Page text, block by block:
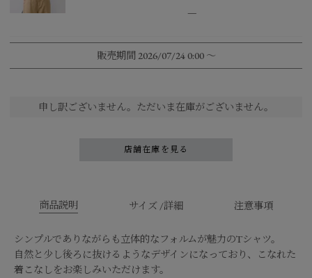
—
販売期間 2026/07/24 0:00 〜
申し訳ございません。ただいま在庫がございません。
店舗在庫を見る
商品説明 サイズ /詳細 注意事項
シンプルでありながらも立体的なフォルムが魅力のTシャツ。
自然と少し後ろに抜けるようなデザインになっており、こなれた
着こなしをお楽しみいただけます。